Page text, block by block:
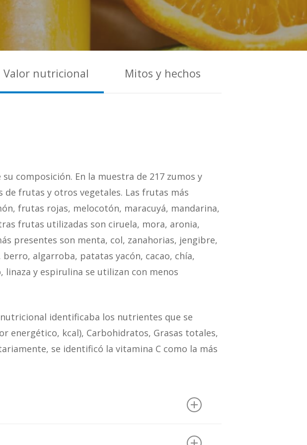
Valor nutricional Mitos y hechos
composición. En la muestra de 217 zumos y
frutas y otros vegetales. Las frutas más
frutas rojas, melocotón, maracuyá, mandarina,
frutas utilizadas son ciruela, mora, aronia,
presentes son menta, col, zanahorias, jengibre,
algarroba, patatas yacón, cacao, chía,
linaza y espirulina se utilizan con menos
identificaba los nutrientes que se
energético, kcal), Carbohidratos, Grasas totales,
se identificó la vitamina C como la más